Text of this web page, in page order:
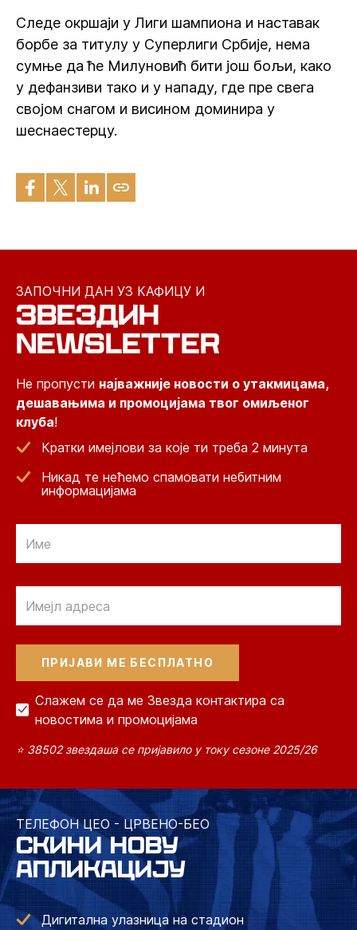
Следе окршаји у Лиги шампиона и наставак
борбе за титулу у Суперлиги Србије, нема
сумње да ће Милуновић бити још бољи, како
у дефанзиви тако и у нападу, где пре свега
својом снагом и висином доминира у
шеснаестерцу.
ЗАПОЧНИ ДАН УЗ КАФИЦУ И
ЗВЕЗДИН
NEWSLETTER
Не пропусти најважније новости о утакмицама,
дешавањима и промоцијама твог омиљеног
клуба!
Кратки имејлови за које ти треба 2 минута
Никад те нећемо спамовати небитним
информацијама
Слажем се да ме Звезда контактира са
новостима и промоцијама
⭐ 38502 звездаша се пријавило у току сезоне 2025/26
ТЕЛЕФОН ЦЕО - ЦРВЕНО-БЕО
СКИНИ НОВУ
АПЛИКАЦИЈУ
Дигитална улазница на стадион